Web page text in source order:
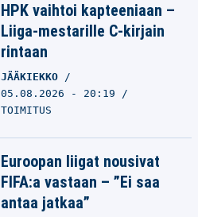
HPK vaihtoi kapteeniaan –
Liiga-mestarille C-kirjain
rintaan
JÄÄKIEKKO
05.08.2026 - 20:19
TOIMITUS
Euroopan liigat nousivat
FIFA:a vastaan – ”Ei saa
antaa jatkaa”